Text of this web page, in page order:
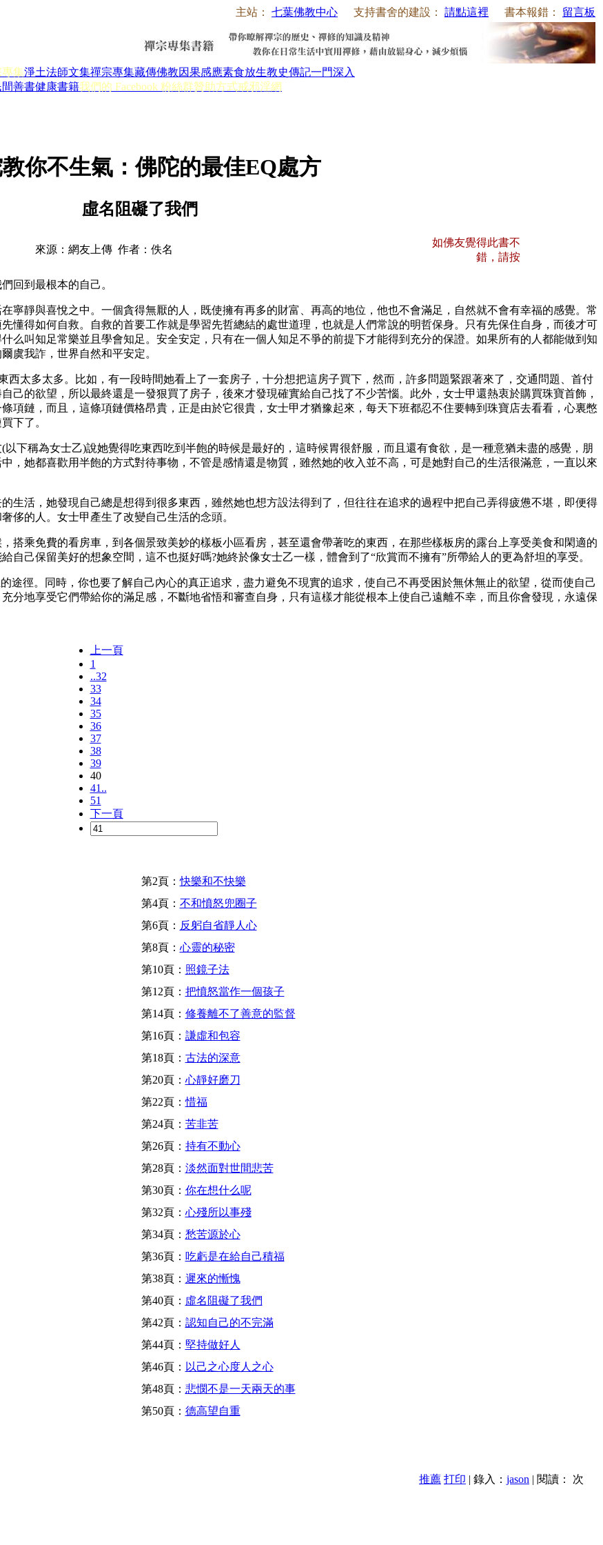
主站： 七葉佛教中心 支持書舍的建設： 請點這裡 書本報錯： 留言板
集淨土法師文集禪宗專集藏傳佛教因果感應素食放生教史傳記一門深入
間善書健康書籍我們的 Facebook 粉絲群贊助方式戒邪淫網
你不生氣：佛陀的最佳EQ處方
虛名阻礙了我們
來源：網友上傳 作者：佚名
如佛友覺得此書不
錯，請按
回到最根本的自己。
靜與喜悅之中。一個貪得無厭的人，既使擁有再多的財富、再高的地位，他也不會滿足，自然就不會有幸福的感覺。常
懂得如何自救。自救的首要工作就是學習先哲總結的處世道理，也就是人們常說的明哲保身。只有先保住自身，而後才可
么叫知足常樂並且學會知足。安全安定，只有在一個人知足不爭的前提下才能得到充分的保證。如果所有的人都能做到知
虞我詐，世界自然和平安定。
太多太多。比如，有一段時間她看上了一套房子，十分想把這房子買下，然而，許多問題緊跟著來了，交通問題、首付
的欲望，所以最終還是一發狠買了房子，後來才發現確實給自己找了不少苦惱。此外，女士甲還熱衷於購買珠寶首飾，
項鏈，而且，這條項鏈價格昂貴，正是由於它很貴，女士甲才猶豫起來，每天下班都忍不住要轉到珠寶店去看看，心裏憋
下了。
稱為女士乙)說她覺得吃東西吃到半飽的時候是最好的，這時候胃很舒服，而且還有食欲，是一種意猶未盡的感覺，朋
，她都喜歡用半飽的方式對待事物，不管是感情還是物質，雖然她的收入並不高，可是她對自己的生活很滿意，一直以來
活，她發現自己總是想得到很多東西，雖然她也想方設法得到了，但往往在追求的過程中把自己弄得疲憊不堪，即便得
侈的人。女士甲產生了改變自己生活的念頭。
乘免費的看房車，到各個景致美妙的樣板小區看房，甚至還會帶著吃的東西，在那些樣板房的露台上享受美食和閑適的
自己保留美好的想象空間，這不也挺好嗎?她終於像女士乙一樣，體會到了“欣賞而不擁有”所帶給人的更為舒坦的享受。
徑。同時，你也要了解自己內心的真正追求，盡力避免不現實的追求，使自己不再受困於無休無止的欲望，從而使自己
分地享受它們帶給你的滿足感，不斷地省悟和審查自身，只有這樣才能從根本上使自己遠離不幸，而且你會發現，永遠保
上一頁
1
..32
33
34
35
36
37
38
39
40
41..
51
下一頁
第2頁：快樂和不快樂
第4頁： 不和憤怒兜圈子
第6頁： 反躬自省靜人心
第8頁： 心靈的秘密
第10頁： 照鏡子法
第12頁： 把憤怒當作一個孩子
第14頁： 修養離不了善意的監督
第16頁： 謙虛和包容
第18頁： 古法的深意
第20頁： 心靜好磨刀
第22頁：惜福
第24頁： 苦非苦
第26頁： 持有不動心
第28頁： 淡然面對世間悲苦
第30頁： 你在想什么呢
第32頁： 心殘所以事殘
第34頁： 愁苦源於心
第36頁： 吃虧是在給自己積福
第38頁： 遲來的慚愧
第40頁： 虛名阻礙了我們
第42頁： 認知自己的不完滿
第44頁： 堅持做好人
第46頁： 以己之心度人之心
第48頁： 悲憫不是一天兩天的事
第50頁： 德高望自重
推薦 打印 | 錄入： jason | 閱讀：
次